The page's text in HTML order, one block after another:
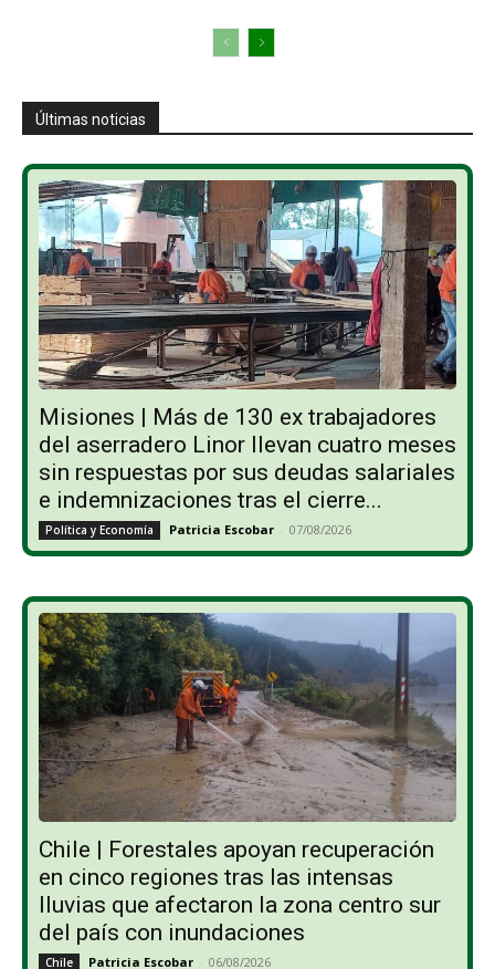
Últimas noticias
Misiones | Más de 130 ex trabajadores
del aserradero Linor llevan cuatro meses
sin respuestas por sus deudas salariales
e indemnizaciones tras el cierre...
Política y Economía Patricia Escobar - 07/08/2026
Chile | Forestales apoyan recuperación
en cinco regiones tras las intensas
lluvias que afectaron la zona centro sur
del país con inundaciones
Chile Patricia Escobar - 06/08/2026